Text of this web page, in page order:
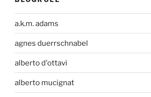
a.k.m. adams
agnes duerrschnabel
alberto d'ottavi
alberto mucignat